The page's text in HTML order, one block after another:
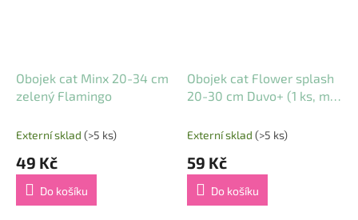
Obojek cat Minx 20-34 cm
zelený Flamingo
Externí sklad (>5 ks)
49 Kč
Do košíku
Obojek cat Flower splash
20-30 cm Duvo+ (1 ks, mix
Externí sklad (>5 ks)
59 Kč
Do košíku